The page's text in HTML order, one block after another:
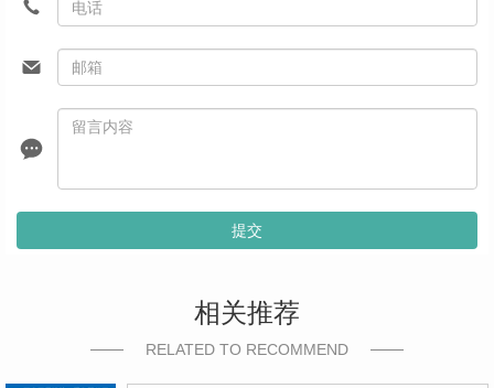
提交
相关推荐
RELATED TO RECOMMEND